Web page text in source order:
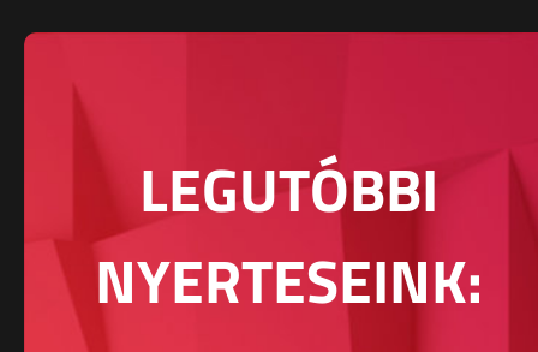
LEGUTÓBBI
NYERTESEINK: